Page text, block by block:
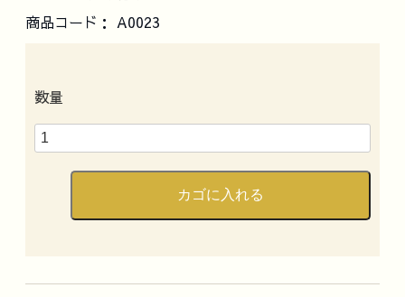
商品コード： A0023
数量